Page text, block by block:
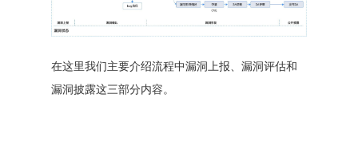
在这里我们主要介绍流程中漏洞上报、漏洞评估和
漏洞披露这三部分内容。